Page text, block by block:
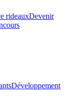
rideauxDevenir
Développement